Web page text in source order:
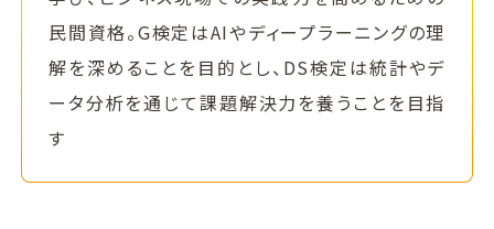
民間資格。G検定はAIやディープラーニングの理
解を深めることを目的とし、DS検定は統計やデ
ータ分析を通じて課題解決力を養うことを目指
す